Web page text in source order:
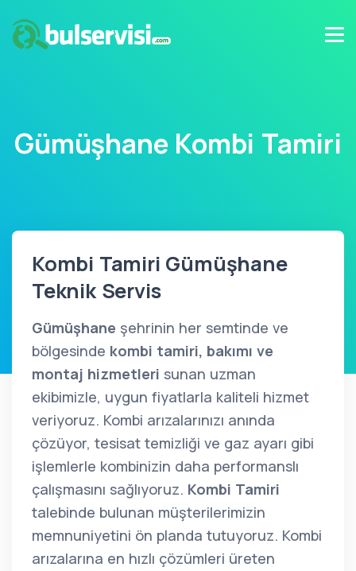
Gümüşhane Kombi Tamiri
Kombi Tamiri Gümüşhane
Teknik Servis
Gümüşhane şehrinin her semtinde ve
bölgesinde kombi tamiri, bakımı ve
montaj hizmetleri sunan uzman
ekibimizle, uygun fiyatlarla kaliteli hizmet
veriyoruz. Kombi arızalarınızı anında
çözüyor, tesisat temizliği ve gaz ayarı gibi
işlemlerle kombinizin daha performanslı
çalışmasını sağlıyoruz. Kombi Tamiri
talebinde bulunan müşterilerimizin
memnuniyetini ön planda tutuyoruz. Kombi
arızalarına en hızlı çözümleri üreten